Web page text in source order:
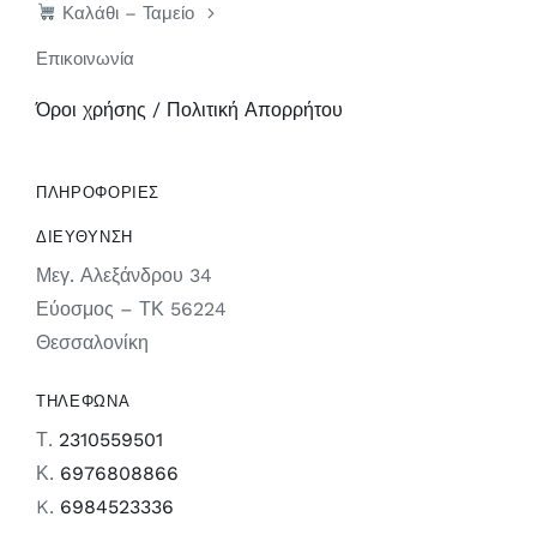
Καλάθι – Ταμείο
Επικοινωνία
Όροι χρήσης / Πολιτική Απορρήτου
ΠΛΗΡΟΦΟΡΙΕΣ
ΔΙΕΥΘΥΝΣΗ
Μεγ. Αλεξάνδρου 34
Εύοσμος – ΤΚ 56224
Θεσσαλονίκη
ΤΗΛΕΦΩΝΑ
Τ. 2310559501
Κ. 6976808866
K. 6984523336